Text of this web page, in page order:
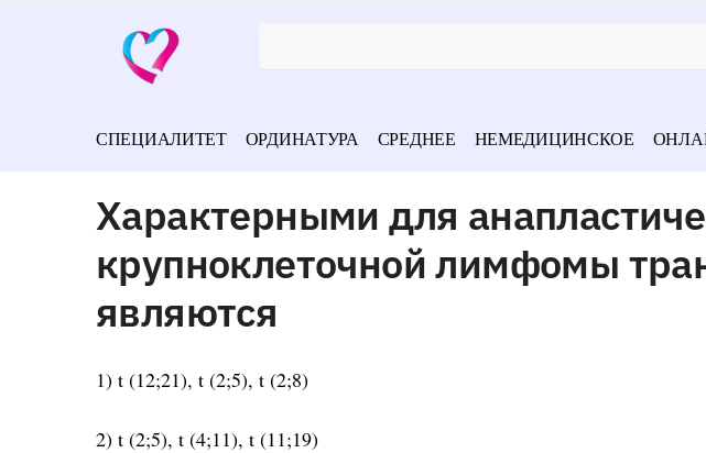
СПЕЦИАЛИТЕТ ОРДИНАТУРА СРЕДНЕЕ НЕМЕДИЦИНСКОЕ
Характерными для
крупноклеточной лимфомы
являются
1) t (12;21), t (2;5), t (2;8)
2) t (2;5), t (4;11), t (11;19)